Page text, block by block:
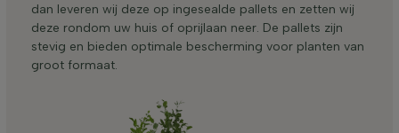
dan leveren wij deze op ingesealde pallets en zetten wij
deze rondom uw huis of oprijlaan neer. De pallets zijn
stevig en bieden optimale bescherming voor planten van
groot formaat.